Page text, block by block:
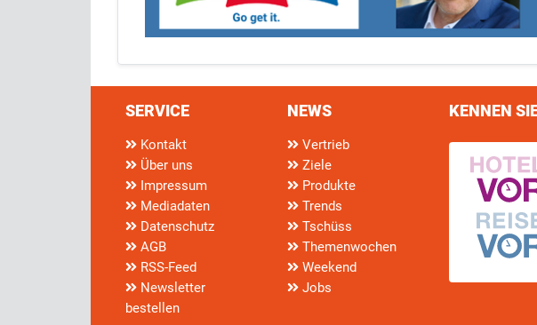
SERVICE
Kontakt
Über uns
Impressum
Mediadaten
Datenschutz
AGB
RSS-Feed
Newsletter
bestellen
NEWS
Vertrieb
Ziele
Produkte
Trends
Tschüss
Themenwochen
Weekend
Jobs
KENNEN